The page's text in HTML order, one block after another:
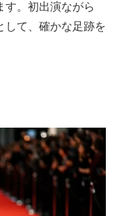
す。初出演ながら
して、確かな足跡を